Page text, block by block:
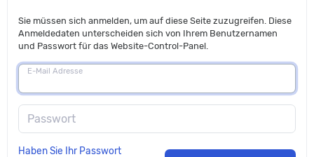
Sie müssen sich anmelden, um auf diese Seite zuzugreifen. Diese
Anmeldedaten unterscheiden sich von Ihrem Benutzernamen
und Passwort für das Website-Control-Panel.
E-Mail Adresse
Passwort
Haben Sie Ihr Passwort